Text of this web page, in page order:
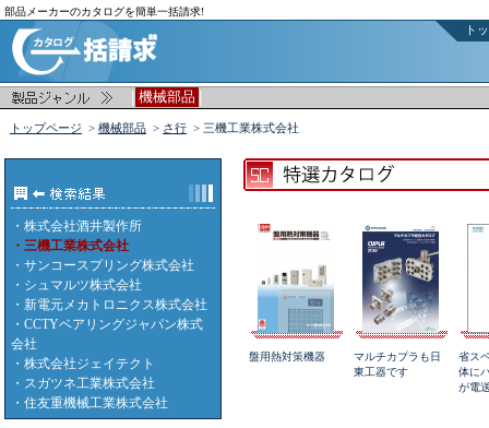
部品メーカーのカタログを簡単一括請求!
ト
| 機械部品 |
トップページ > 機械部品 > さ行 > 三機工業株式会社
・ 株式会社酒井製作所
・三機工業株式会社
・ サンコースプリング株式会社
・ シュマルツ株式会社
・ 新電元メカトロニクス株式会社
・ CCTYベアリングジャパン株式
会社
・ 株式会社ジェイテクト
・ スガツネ工業株式会社
・ 住友重機械工業株式会社
盤用熱対策機器
マルチカプラも日
東工器です
省ス
体に
が電